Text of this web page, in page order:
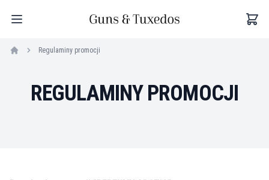
Regulaminy promocji
REGULAMINY PROMOCJI